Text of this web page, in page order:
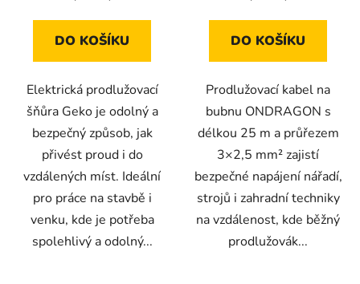
DO KOŠÍKU
Elektrická prodlužovací
šňůra Geko je odolný a
bezpečný způsob, jak
přivést proud i do
vzdálených míst. Ideální
pro práce na stavbě i
venku, kde je potřeba
spolehlivý a odolný...
hvězdiček.
DO KOŠÍKU
Prodlužovací kabel na
bubnu ONDRAGON s
délkou 25 m a průřezem
3×2,5 mm² zajistí
bezpečné napájení nářadí,
strojů i zahradní techniky
na vzdálenost, kde běžný
prodlužovák...